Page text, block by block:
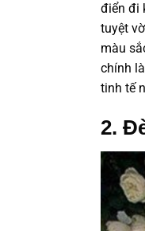
điển đi
tuyệt
màu
chính
tinh tế
2.